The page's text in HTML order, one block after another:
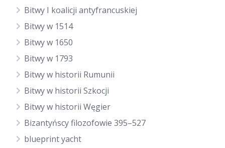
Bitwy I koalicji antyfrancuskiej
Bitwy w 1514
Bitwy w 1650
Bitwy w 1793
Bitwy w historii Rumunii
Bitwy w historii Szkocji
Bitwy w historii Węgier
Bizantyńscy filozofowie 395–527
blueprint yacht